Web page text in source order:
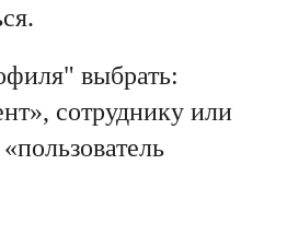
выбрать:
сотруднику или